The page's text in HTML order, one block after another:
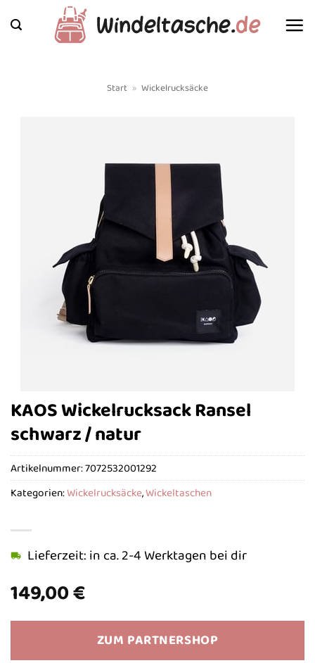
Inhalt
Start » Wickelrucksäcke
KAOS Wickelrucksack Ransel
schwarz / natur
149,00€
Lieferzeit: in ca. 2-4 Werktagen bei dir
ZUM PARTNERSHOP
Artikelnummer:7072532001292
Kategorien:Wickelrucksäcke,Wickeltaschen